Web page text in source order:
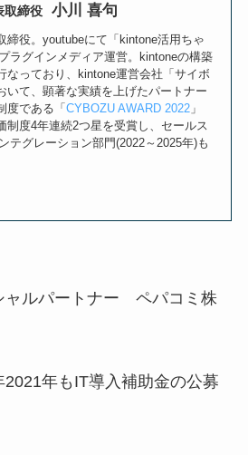
取締役 小川 喜句
締役。youtubeにて「kintone活用ちゃ
ラグインメディア運営。kintoneの構築
なっており、kintone運営会社「サイボ
いて、顕著な実績を上げたパートナー
度である「 CYBOZU AWARD 2022」
制度4年連続2つ星を受賞し、セールス
テグレーション部門(2022～2025年)も
ャルパートナー ペパコミ株
年もIT導入補助金の公募